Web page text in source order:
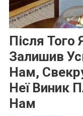
Після Того
Залишив
Нам,
Неї Виник
Нам